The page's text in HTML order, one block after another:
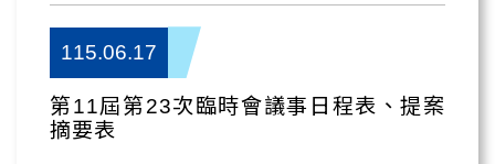
115.06.17
第11屆第23次臨時會議事日程表、提案
摘要表